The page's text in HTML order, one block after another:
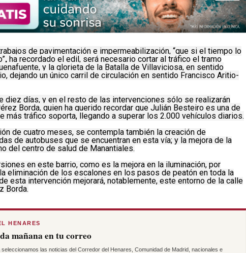
de pavimentación e impermeabilización, “que si el tiempo lo
, ha recordado el edil, será necesario cortar al tráfico el tramo
y la glorieta de la Batalla de Villaviciosa, en sentido
dejando un único carril de circulación en sentido Francisco Aritio-
diez días, y en el resto de las intervenciones sólo se realizarán
Borda, quien ha querido recordar que Julián Besteiro es una de
más tráfico soporta, llegando a superar los 2.000 vehículos diarios.
de cuatro meses, se contempla también la creación de
de autobuses que se encuentran en esta vía; y la mejora de la
del centro de salud de Manantiales.
en este barrio, como es la mejora en la iluminación, por
eliminación de los escalones en los pasos de peatón en toda la
esta intervención mejorará, notablemente, este entorno de la calle
Borda.
HENARES
mañana en tu correo
las noticias del Corredor del Henares, Comunidad de Madrid, nacionales e